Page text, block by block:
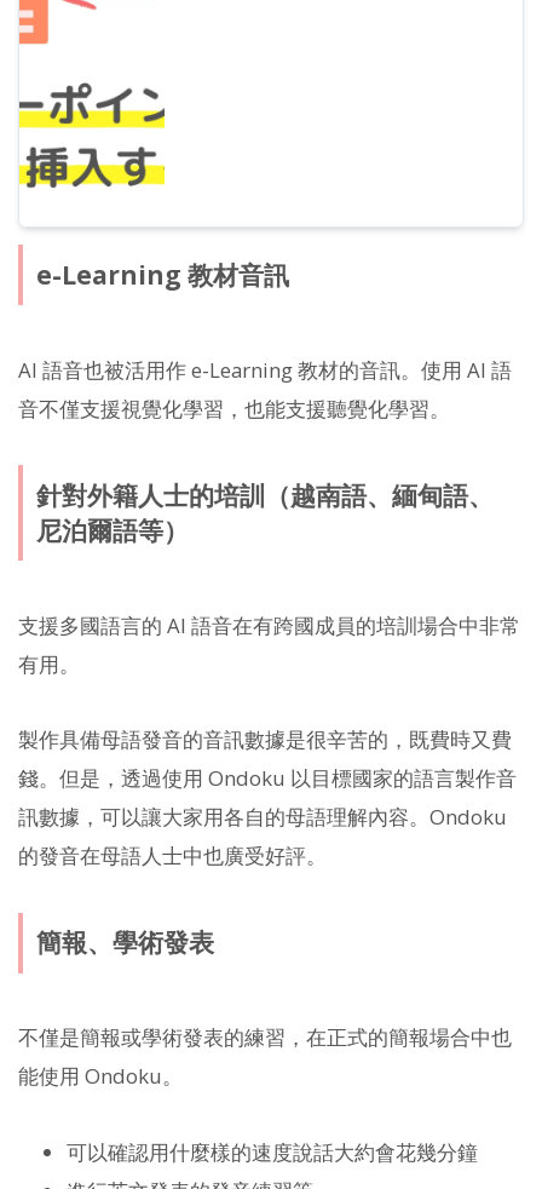
e-Learning 教材音訊
AI 語音也被活用作 e-Learning 教材的音訊。使用 AI 語
音不僅支援視覺化學習，也能支援聽覺化學習。
針對外籍人士的培訓（越南語、緬甸語、
尼泊爾語等）
支援多國語言的 AI 語音在有跨國成員的培訓場合中非常
有用。
製作具備母語發音的音訊數據是很辛苦的，既費時又費
錢。但是，透過使用 Ondoku 以目標國家的語言製作音
訊數據，可以讓大家用各自的母語理解內容。Ondoku
的發音在母語人士中也廣受好評。
簡報、學術發表
不僅是簡報或學術發表的練習，在正式的簡報場合中也
能使用 Ondoku。
可以確認用什麼樣的速度說話大約會花幾分鐘